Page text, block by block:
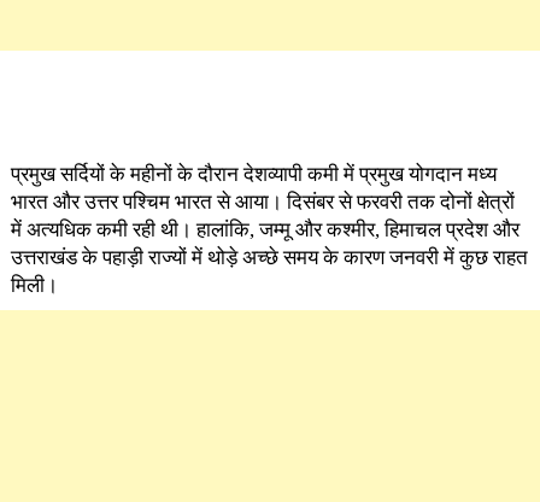
प्रमुख सर्दियों के महीनों के दौरान देशव्यापी कमी में प्रमुख योगदान मध्य
भारत और उत्तर पश्चिम भारत से आया। दिसंबर से फरवरी तक दोनों क्षेत्रों
में अत्यधिक कमी रही थी। हालांकि, जम्मू और कश्मीर, हिमाचल प्रदेश और
उत्तराखंड के पहाड़ी राज्यों में थोड़े अच्छे समय के कारण जनवरी में कुछ राहत
मिली।